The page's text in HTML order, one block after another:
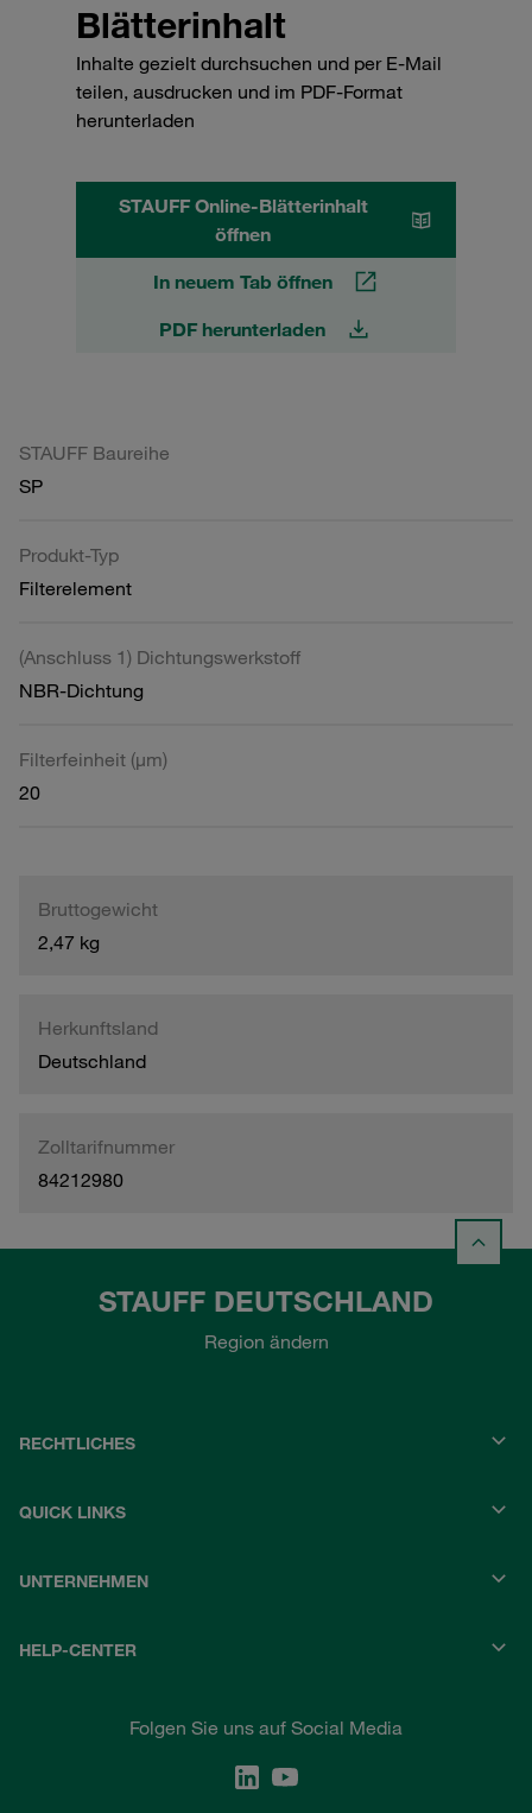
Blätterinhalt
Inhalte gezielt durchsuchen und per E-Mail
teilen, ausdrucken und im PDF-Format
herunterladen
STAUFF Online-Blätterinhalt
öffnen
In neuem Tab öffnen
PDF herunterladen
STAUFF Baureihe
SP
Produkt-Typ
Filterelement
(Anschluss 1) Dichtungswerkstoff
NBR-Dichtung
Filterfeinheit (µm)
20
Bruttogewicht
2,47 kg
Herkunftsland
Deutschland
Zolltarifnummer
84212980
STAUFF DEUTSCHLAND
Region ändern
RECHTLICHES
QUICK LINKS
UNTERNEHMEN
HELP-CENTER
Folgen Sie uns auf Social Media